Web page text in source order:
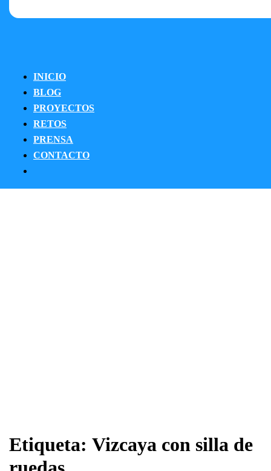
INICIO
BLOG
PROYECTOS
RETOS
PRENSA
CONTACTO
Etiqueta: Vizcaya con silla de